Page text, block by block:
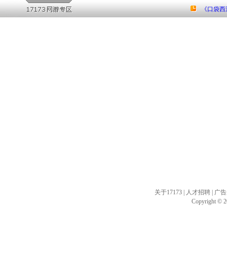
《口袋
关于17173 人才招聘
广
Copyright ©